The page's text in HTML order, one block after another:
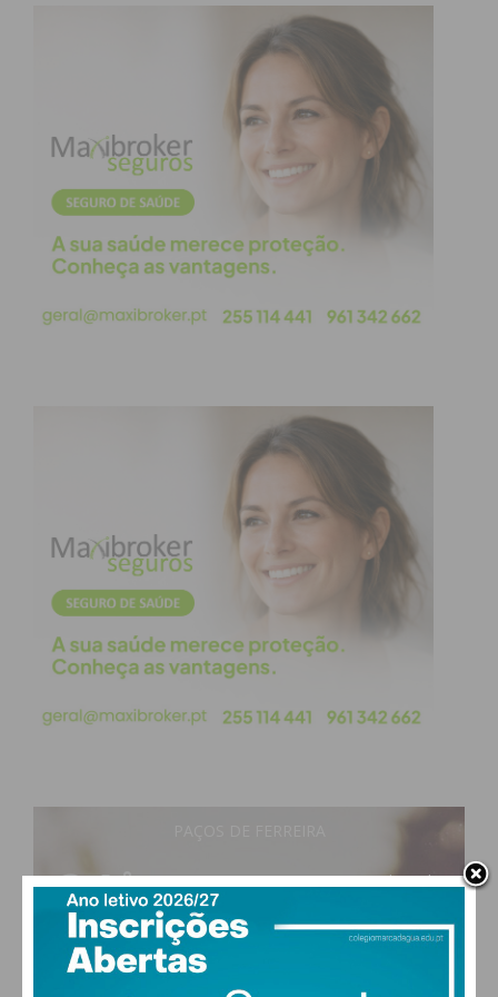
fiáveis e que defendemos de forma ilógica?
Quantos blocos precisam de ser substituídos? Ou,
quantos novos blocos têm de ser adicionados, fruto
da sociedade de informação em que vivemos? Por
sua vez, quais aqueles que se mantêm firmes e
válidos e são, por si mesmo, atemporais?
Curiosamente, o Coaching tem o seu fundamento
na Dialética de Sócrates. Utiliza-se do método
ultrapassar as incoerências e promover o
Perante a “maravilha” do Universo, e a sua infinita
complexidade, os modelos humanos de
interpretação do mesmo, serão sempre falíveis e
incompletos. A aporia, o paradoxo e mesmo as
preposições indecidíveis, continuarão a fazer parte
da humanidade, mas estando sempre num patamar
superior.
Através da Prática do Coaching, permita-se
descobrir o seus “blocos imateriais”, os alicerces
argumentos sólidos, validados e éticos. Através do
Não perca o próximo artigo de “Coaching…para
quê?” Leiamais artigos
na página de opinião do
IMEDIATO.
21°
clear sky
vento: 1m/s O
MAX 21 • MIN 21